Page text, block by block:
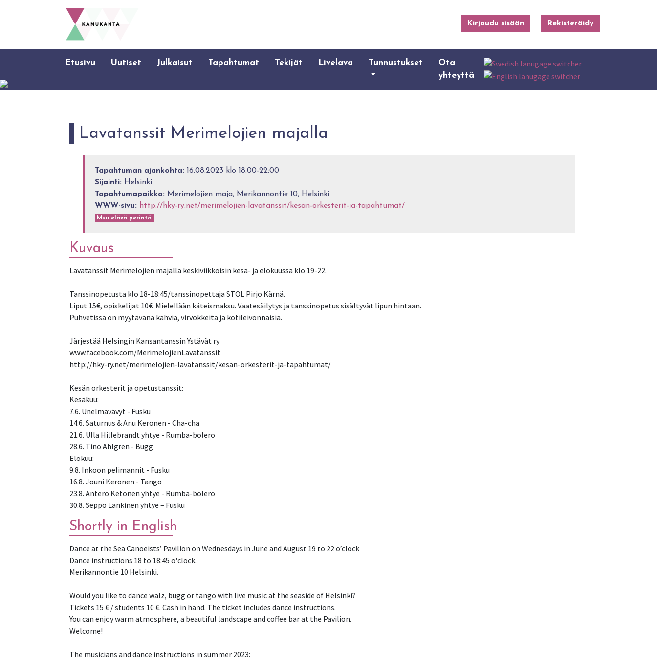
Kirjaudu sisään Rekisteröidy
Etusivu Uutiset Julkaisut Tapahtumat Tekijät Livelava Tunnustukset
Ota
yhteyttä
Lavatanssit Merimelojien majalla
Tapahtuman ajankohta: 16.08.2023 klo 18:00-22:00
Sijainti: Helsinki
Tapahtumapaikka: Merimelojien maja, Merikannontie 10, Helsinki
WWW-sivu: http://hky-ry.net/merimelojien-lavatanssit/kesan-orkesterit-ja-tapahtumat/
Muu elävä perintö
Kuvaus
Lavatanssit Merimelojien majalla keskiviikkoisin kesä- ja elokuussa klo 19-22.
Tanssinopetusta klo 18-18:45/tanssinopettaja STOL Pirjo Kärnä.
Liput 15€, opiskelijat 10€. Mielellään käteismaksu. Vaatesäilytys ja tanssinopetus sisältyvät lipun hintaan.
Puhvetissa on myytävänä kahvia, virvokkeita ja kotileivonnaisia.
Järjestää Helsingin Kansantanssin Ystävät ry
www.facebook.com/MerimelojienLavatanssit
http://hky-ry.net/merimelojien-lavatanssit/kesan-orkesterit-ja-tapahtumat/
Kesän orkesterit ja opetustanssit:
Kesäkuu:
7.6. Unelmavävyt - Fusku
14.6. Saturnus & Anu Keronen - Cha-cha
21.6. Ulla Hillebrandt yhtye - Rumba-bolero
28.6. Tino Ahlgren - Bugg
Elokuu:
9.8. Inkoon pelimannit - Fusku
16.8. Jouni Keronen - Tango
23.8. Antero Ketonen yhtye - Rumba-bolero
Shortly in English
Dance at the Sea Canoeists’ Pavilion on Wednesdays in June and August 19 to 22 o’clock
Dance instructions 18 to 18:45 o'clock.
Merikannontie 10 Helsinki.
Would you like to dance walz, bugg or tango with live music at the seaside of Helsinki?
Tickets 15 € / students 10 €. Cash in hand. The ticket includes dance instructions.
You can enjoy warm atmosphere, a beautiful landscape and coffee bar at the Pavilion.
Welcome!
The musicians and dance instructions in summer 2023: